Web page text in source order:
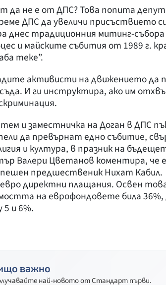
да не е от ДПС? Това попита
ДПС да увеличи присъствието
днес традиционния митинг-
и майските събития от 1989 г.
теке”.
активисти на движението да
И ги инструктира, ако им
и заместничка на Доган в ДПС
да превърнат едно събитие,
и култура, в празник на
Валери Цветанов коментира, че
предшественик Нихат
евро директни плащания. Освен
на еврофондовете била
и 6%.
важно
най-новото от Стандарт първи.